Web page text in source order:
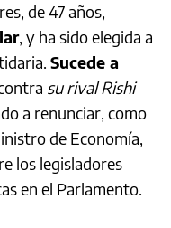
de 47 años,
, y ha sido elegida a
Sucede a
su rival Rishi
a renunciar, como
de Economía,
los legisladores
en el Parlamento.